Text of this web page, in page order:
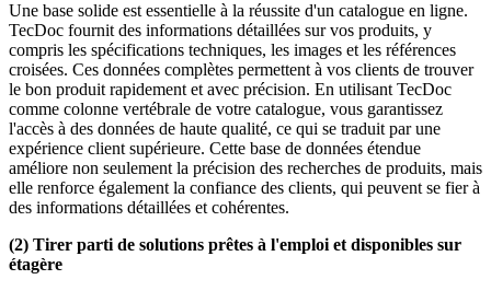
Une base solide est essentielle à la réussite d'un catalogue en ligne.
TecDoc fournit des informations détaillées sur vos produits, y
compris les spécifications techniques, les images et les références
croisées. Ces données complètes permettent à vos clients de trouver
le bon produit rapidement et avec précision. En utilisant TecDoc
comme colonne vertébrale de votre catalogue, vous garantissez
l'accès à des données de haute qualité, ce qui se traduit par une
expérience client supérieure. Cette base de données étendue
améliore non seulement la précision des recherches de produits, mais
elle renforce également la confiance des clients, qui peuvent se fier à
des informations détaillées et cohérentes.
(2) Tirer parti de solutions prêtes à l'emploi et disponibles sur
étagère